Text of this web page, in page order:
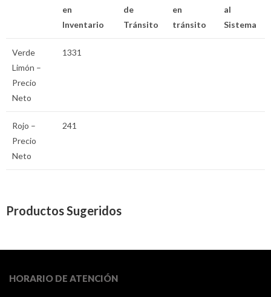
en
Inventario
de
Tránsito
en
tránsito
al
Sistema
Verde
Limón –
Precio
Neto
1331
Rojo –
Precio
Neto
241
Productos Sugeridos
HORARIO DE ATENCIÓN